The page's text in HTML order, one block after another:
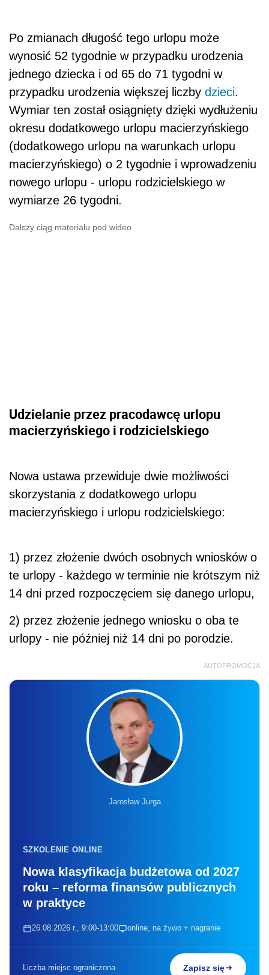
Po zmianach długość tego urlopu może
wynosić 52 tygodnie w przypadku urodzenia
jednego dziecka i od 65 do 71 tygodni w
przypadku urodzenia większej liczby dzieci.
Wymiar ten został osiągnięty dzięki wydłużeniu
okresu dodatkowego urlopu macierzyńskiego
(dodatkowego urlopu na warunkach urlopu
macierzyńskiego) o 2 tygodnie i wprowadzeniu
nowego urlopu - urlopu rodzicielskiego w
wymiarze 26 tygodni.
Dalszy ciąg materiału pod wideo
Udzielanie przez pracodawcę urlopu
macierzyńskiego i rodzicielskiego
Nowa ustawa przewiduje dwie możliwości
skorzystania z dodatkowego urlopu
macierzyńskiego i urlopu rodzicielskiego:
1) przez złożenie dwóch osobnych wniosków o
te urlopy - każdego w terminie nie krótszym niż
14 dni przed rozpoczęciem się danego urlopu,
2) przez złożenie jednego wniosku o oba te
urlopy - nie później niż 14 dni po porodzie.
AUTOPROMOCJA
Jarosław Jurga
SZKOLENIE ONLINE
Nowa klasyfikacja budżetowa od 2027
roku – reforma finansów publicznych
w praktyce
26.08.2026 r., 9:00-13:00 online, na żywo + nagranie
Liczba miejsc ograniczona Zapisz się